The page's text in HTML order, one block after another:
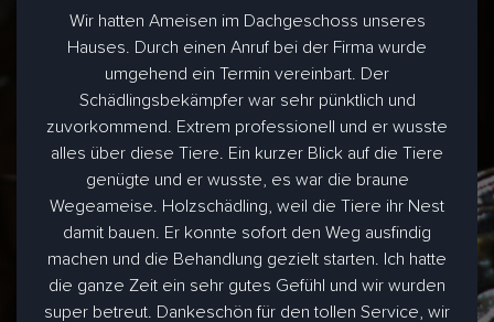
Wir hatten Ameisen im Dachgeschoss unseres
Hauses. Durch einen Anruf bei der Firma wurde
umgehend ein Termin vereinbart. Der
Schädlingsbekämpfer war sehr pünktlich und
zuvorkommend. Extrem professionell und er wusste
alles über diese Tiere. Ein kurzer Blick auf die Tiere
genügte und er wusste, es war die braune
Wegeameise. Holzschädling, weil die Tiere ihr Nest
damit bauen. Er konnte sofort den Weg ausfindig
machen und die Behandlung gezielt starten. Ich hatte
die ganze Zeit ein sehr gutes Gefühl und wir wurden
super betreut. Dankeschön für den tollen Service, wir